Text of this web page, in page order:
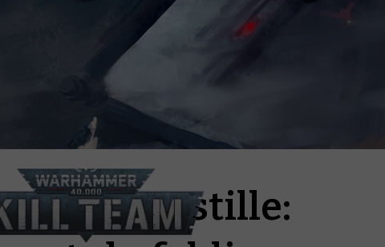
Totenstille: